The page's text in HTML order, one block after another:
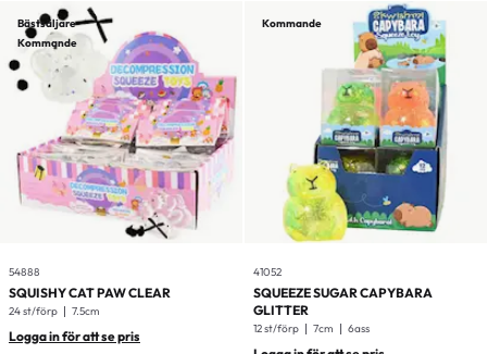
Bästsäljare
Kommande
54888
SQUISHY CAT PAW CLEAR
24 st/förp 7.5cm
Logga in för att se pris
Kommande
41052
SQUEEZE SUGAR CAPYBARA
GLITTER
12 st/förp 7cm 6ass